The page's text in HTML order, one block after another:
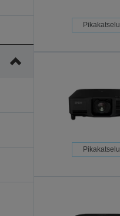
Pikakatselu
Pikakatselu